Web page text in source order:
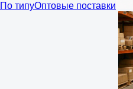
По типуОптовые поставки